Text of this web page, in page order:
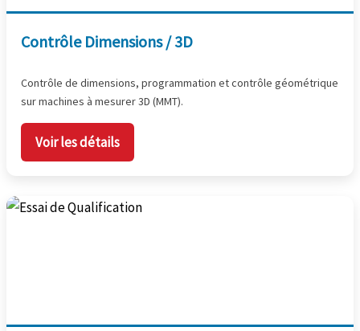
Contrôle Dimensions / 3D
Contrôle de dimensions, programmation et contrôle géométrique
sur machines à mesurer 3D (MMT).
Voir les détails